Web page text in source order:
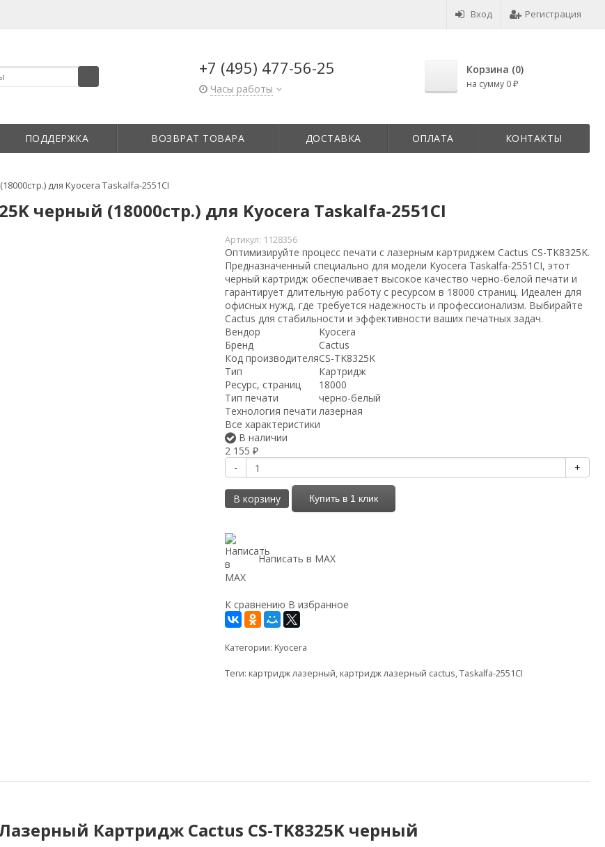
Вход Регистрация
+7 (495) 477-56-25
Часы работы
Корзина (0)
на сумму 0 ₽
ПОДДЕРЖКА ВОЗВРАТ ТОВАРА ДОСТАВКА ОПЛАТА КОНТАКТЫ
для Kyocera Taskalfa-2551CI
черный (18000стр.) для Kyocera Taskalfa-2551CI
Артикул: 1128356
Оптимизируйте процесс печати с лазерным картриджем Cactus CS-TK8325K.
Предназначенный специально для модели Kyocera Taskalfa-2551CI, этот
черный картридж обеспечивает высокое качество черно-белой печати и
гарантирует длительную работу с ресурсом в 18000 страниц. Идеален для
офисных нужд, где требуется надежность и профессионализм. Выбирайте
Cactus для стабильности и эффективности ваших печатных задач.
Вендор
Kyocera
Бренд
Cactus
Код производителяCS-TK8325K
Тип
Картридж
Ресурс, страниц
18000
Тип печати
черно-белый
Технология печати лазерная
Все характеристики
В наличии
2 155 ₽
- +
В корзину Купить в 1 клик
Написать в MAX
К сравнению В избранное
Категории: Kyocera
Теги: картридж лазерный, картридж лазерный cactus,Taskalfa-2551CI
Картридж Cactus CS-TK8325K черный